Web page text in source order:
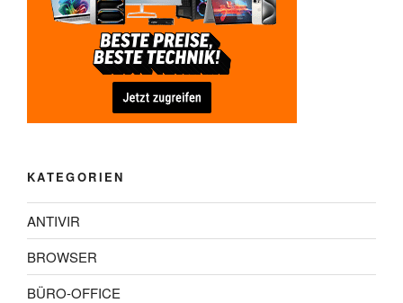
KATEGORIEN
ANTIVIR
BROWSER
BÜRO-OFFICE